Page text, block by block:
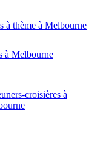
à thème à Melbourne
à Melbourne
croisières à